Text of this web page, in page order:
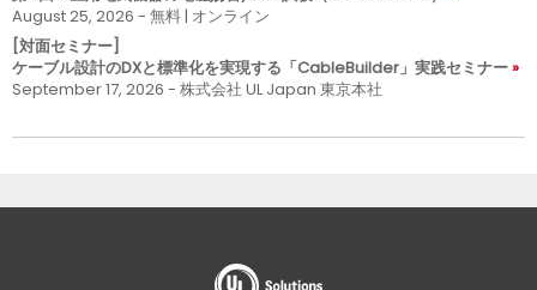
August 25, 2026 - 無料 | オンライン
[対面セミナー]
ケーブル設計のDXと標準化を実現する「CableBuilder」実践セミナー
September 17, 2026 - 株式会社 UL Japan 東京本社